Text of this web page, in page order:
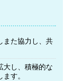
また協力し、共
し、積極的な
す。